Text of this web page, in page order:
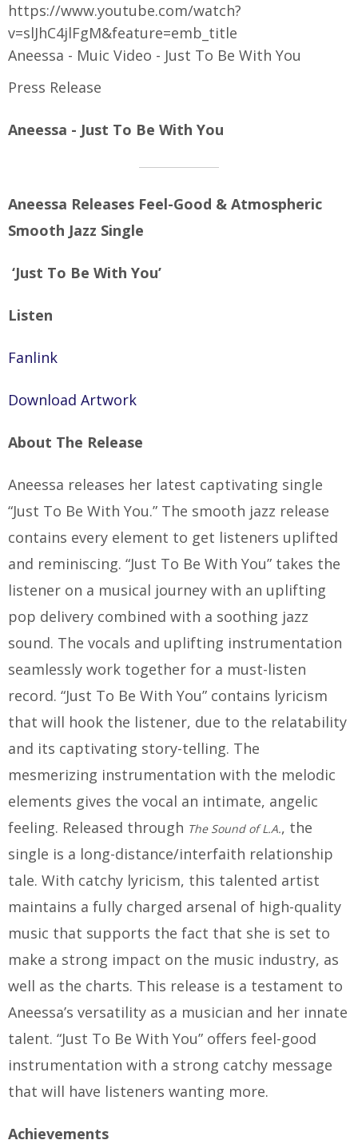
https://www.youtube.com/watch?
v=slJhC4jlFgM&feature=emb_title
Aneessa - Muic Video - Just To Be With You
Press Release
Aneessa - Just To Be With You
Aneessa Releases Feel-Good & Atmospheric
Smooth Jazz Single
‘Just To Be With You’
Listen
Fanlink
Download Artwork
About The Release
Aneessa releases her latest captivating single
“Just To Be With You.” The smooth jazz release
contains every element to get listeners uplifted
and reminiscing. “Just To Be With You” takes the
listener on a musical journey with an uplifting
pop delivery combined with a soothing jazz
sound. The vocals and uplifting instrumentation
seamlessly work together for a must-listen
record. “Just To Be With You” contains lyricism
that will hook the listener, due to the relatability
and its captivating story-telling. The
mesmerizing instrumentation with the melodic
elements gives the vocal an intimate, angelic
feeling. Released through The Sound of L.A., the
single is a long-distance/interfaith relationship
tale. With catchy lyricism, this talented artist
maintains a fully charged arsenal of high-quality
music that supports the fact that she is set to
make a strong impact on the music industry, as
well as the charts. This release is a testament to
Aneessa’s versatility as a musician and her innate
talent. “Just To Be With You” offers feel-good
instrumentation with a strong catchy message
that will have listeners wanting more.
Achievements